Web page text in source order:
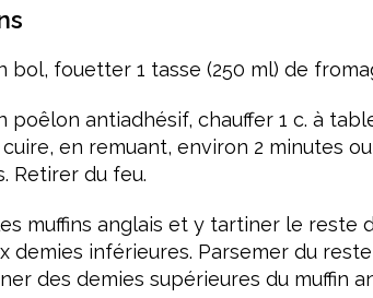
bol, fouetter 1 tasse (250 ml) de
poêlon antiadhésif, chauffer 1 c. à
cuire, en remuant, environ 2 minutes
Retirer du feu.
muffins anglais et y tartiner le
demies inférieures. Parsemer du
des demies supérieures du muffin